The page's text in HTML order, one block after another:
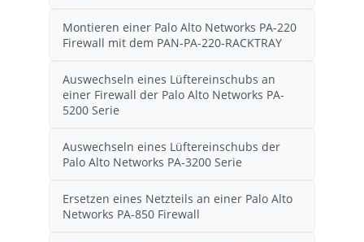
Montieren einer Palo Alto Networks PA-220
Firewall mit dem PAN-PA-220-RACKTRAY
Auswechseln eines Lüftereinschubs an
einer Firewall der Palo Alto Networks PA-
5200 Serie
Auswechseln eines Lüftereinschubs der
Palo Alto Networks PA-3200 Serie
Ersetzen eines Netzteils an einer Palo Alto
Networks PA-850 Firewall